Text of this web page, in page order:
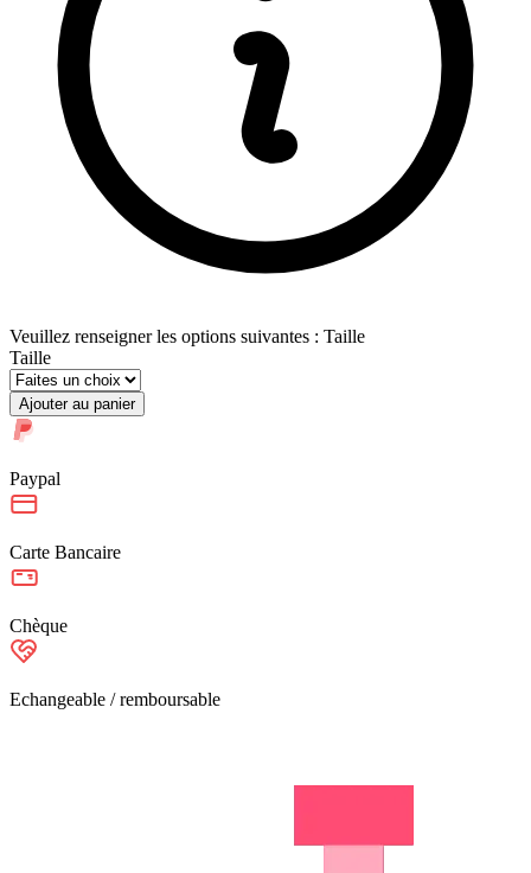
Veuillez renseigner les options suivantes : Taille
Taille
Ajouter au panier
Paypal
Carte Bancaire
Chèque
Echangeable / remboursable